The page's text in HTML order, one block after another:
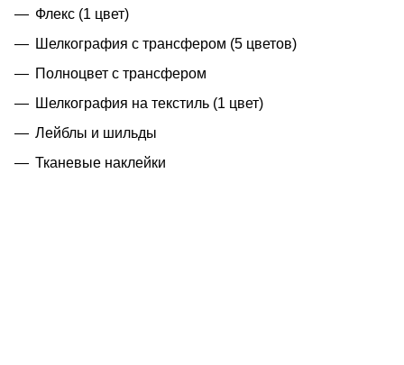
Флекс (1 цвет)
Шелкография с трансфером (5 цветов)
Полноцвет с трансфером
Шелкография на текстиль (1 цвет)
Лейблы и шильды
Тканевые наклейки